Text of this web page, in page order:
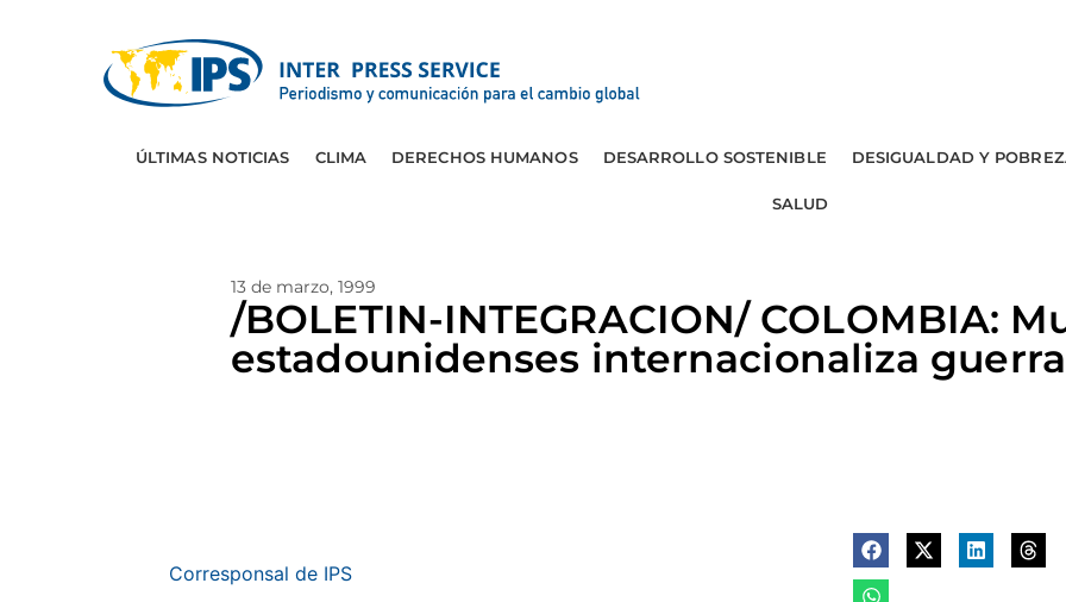
ÚLTIMAS NOTICIAS CLIMA DERECHOS HUMANOS DESARROLLO SOSTENIBLE DESIGUALDAD Y
SALUD
13 de marzo, 1999
/BOLETIN-INTEGRACION/ COLOMBIA:
estadounidenses internacionaliza
Corresponsal de IPS